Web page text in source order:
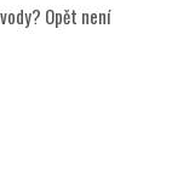
Opět není